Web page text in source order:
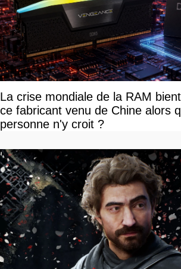
La crise mondiale de la RAM
ce fabricant venu de Chine alors
personne n'y croit ?